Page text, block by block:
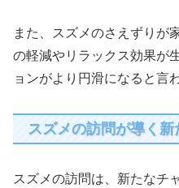
また、スズメのさえずりが
の軽減やリラックス効果が
ョンがより円滑になると言
スズメの訪問が導く新
スズメの訪問は、新たなチ